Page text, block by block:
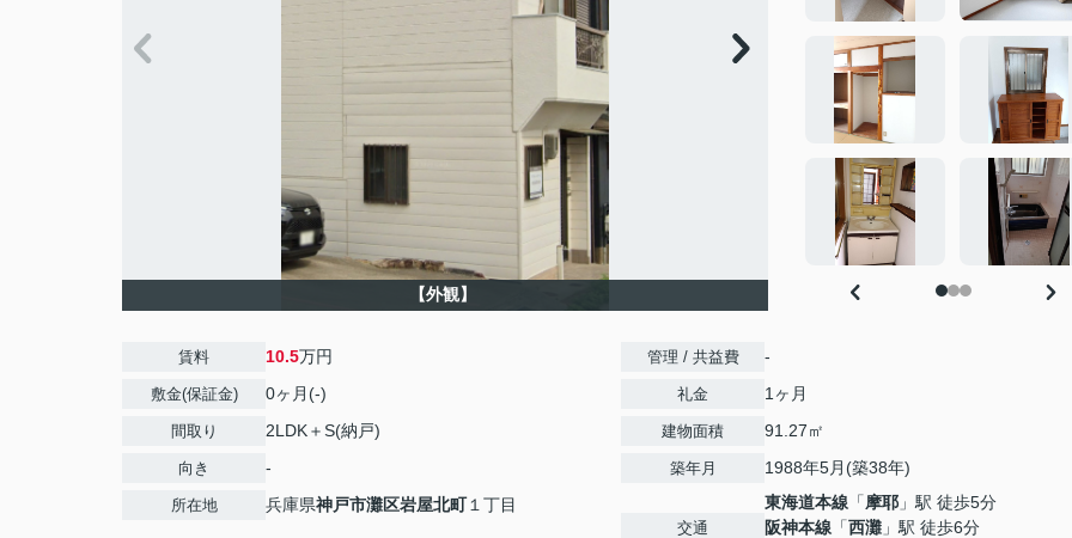
【外観】
賃料 10.5万円
敷金(保証金) 0ヶ月(-)
間取り 2LDK＋S(納戸)
向き -
所在地 兵庫県神戸市灘区岩屋北町１丁目
管理 / 共益費 -
礼金 1ヶ月
建物面積 91.27㎡
築年月 1988年5月(築38年)
交通
東海道本線 「摩耶 」駅 徒歩5分
阪神本線 「西灘 」駅 徒歩6分